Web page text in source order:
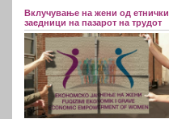
Вклучување на жени од етнички
заедници на пазарот на трудот